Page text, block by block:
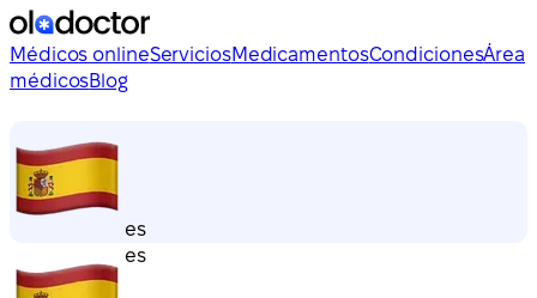
Médicos onlineServiciosMedicamentosCondicionesÁrea
médicosBlog
es
es